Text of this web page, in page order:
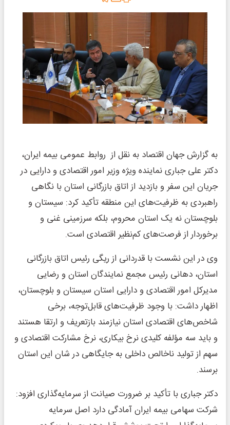
به گزارش جهان اقتصاد به نقل از روابط عمومی بیمه ایران،
دکتر علی جباری نماینده ویژه وزیر امور اقتصادی و دارایی در
جریان این سفر و بازدید از اتاق بازرگانی استان با نگاهی
راهبردی به ظرفیت‌های این منطقه تأکید کرد: سیستان و
بلوچستان نه یک استان محروم، بلکه سرزمینی غنی و
برخوردار از فرصت‌های کم‌نظیر اقتصادی است.
وی در این نشست با قدردانی از ریگی رئیس اتاق بازرگانی
استان، دهانی رئیس مجمع نمایندگان استان و رضایی
مدیرکل امور اقتصادی و دارایی استان سیستان و بلوچستان،
اظهار داشت: با وجود ظرفیت‌های قابل‌توجه، برخی
شاخص‌های اقتصادی استان نیازمند بازتعریف و ارتقا هستند
و باید سه مؤلفه کلیدی نرخ بیکاری، نرخ مشارکت اقتصادی و
سهم از تولید ناخالص داخلی به جایگاهی در شان این استان
برسند.
دکتر جباری با تأکید بر ضرورت صیانت از سرمایه‌گذاری افزود:
شرکت سهامی بیمه ایران آمادگی دارد اصل سرمایه